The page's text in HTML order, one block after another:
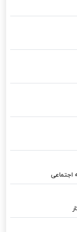
اجتماعی